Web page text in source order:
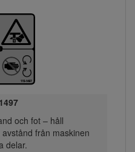
och fot – håll
från maskinen
delar.